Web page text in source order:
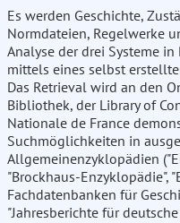
Es werden Geschichte,
Normdateien, Regelwerke
Analyse der drei Systeme
mittels eines selbst
Das Retrieval wird an den
Bibliothek, der Library of
Nationale de France
Suchmöglichkeiten in
Allgemeinenzyklopädien
"Brockhaus-Enzyklopädie",
Fachdatenbanken für
"Jahresberichte für